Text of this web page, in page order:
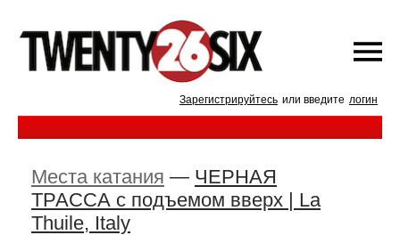
Зарегистрируйтесь или введите логин
Места катания — ЧЕРНАЯ
ТРАССА с подъемом вверх | La
Thuile, Italy